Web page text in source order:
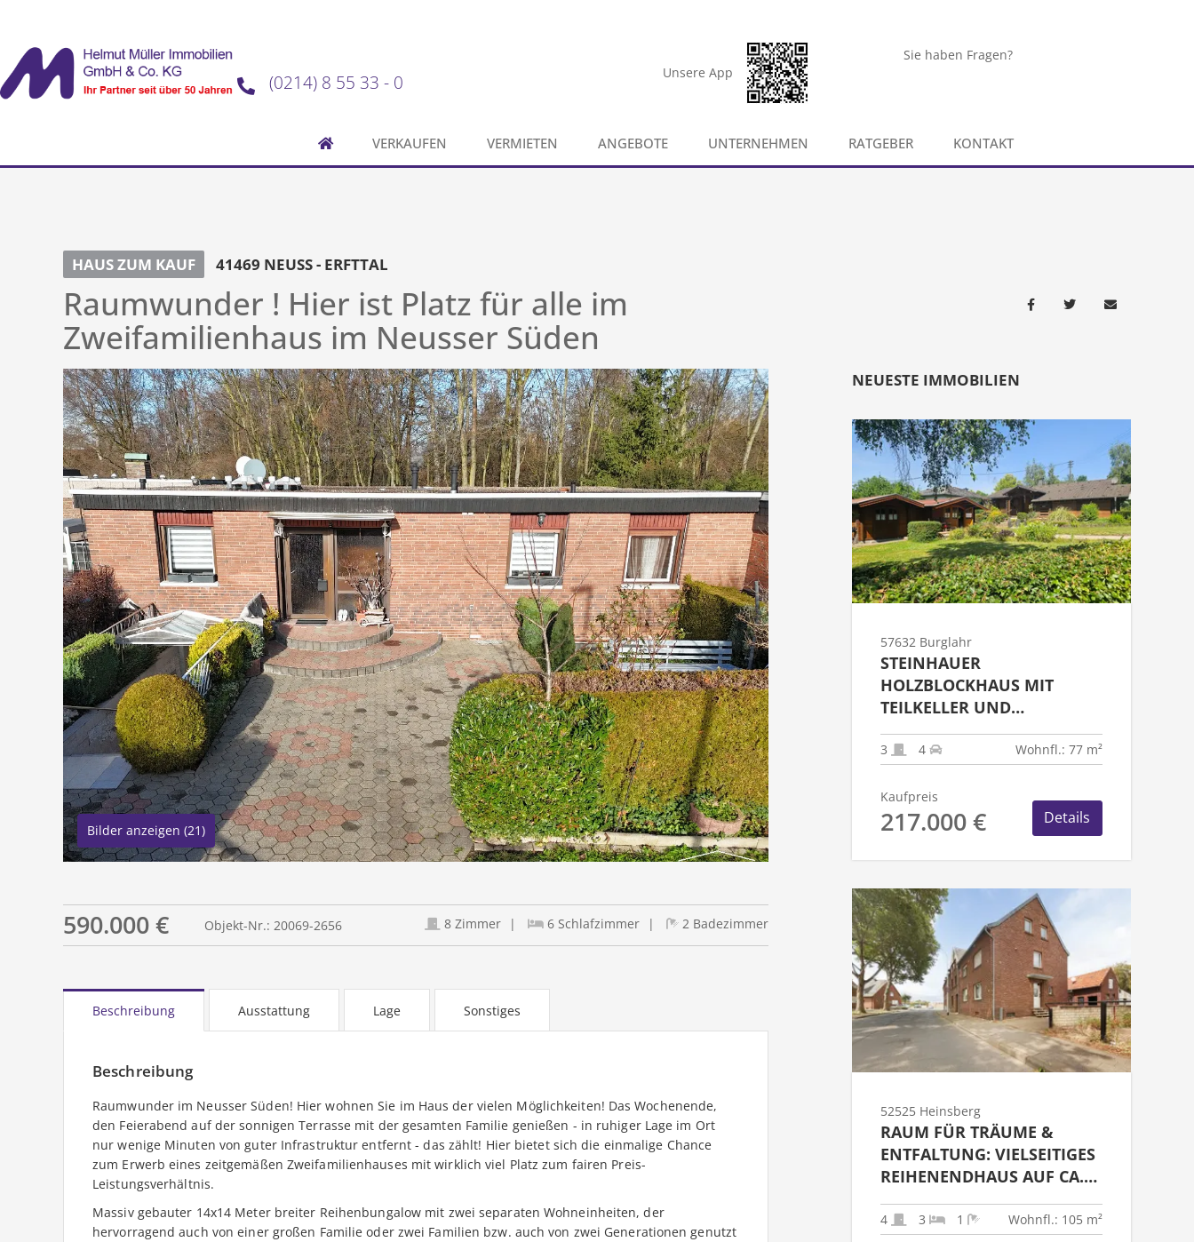
Unsere App
Sie haben Fragen?
(0214) 8 55 33 - 0
VERKAUFEN VERMIETEN ANGEBOTE UNTERNEHMEN RATGEBER KONTAKT
HAUS ZUM KAUF 41469 NEUSS - ERFTTAL
Raumwunder ! Hier ist Platz für alle im
Zweifamilienhaus im Neusser Süden
Bilder anzeigen (21)
590.000 € Objekt-Nr.: 20069-2656 8 Zimmer 6 Schlafzimmer 2 Badezimmer
Beschreibung Ausstattung Lage Sonstiges
Beschreibung
Raumwunder im Neusser Süden! Hier wohnen Sie im Haus der vielen Möglichkeiten! Das Wochenende,
den Feierabend auf der sonnigen Terrasse mit der gesamten Familie genießen - in ruhiger Lage im Ort
nur wenige Minuten von guter Infrastruktur entfernt - das zählt! Hier bietet sich die einmalige Chance
zum Erwerb eines zeitgemäßen Zweifamilienhauses mit wirklich viel Platz zum fairen Preis-
Leistungsverhältnis.
Massiv gebauter 14x14 Meter breiter Reihenbungalow mit zwei separaten Wohneinheiten, der
hervorragend auch von einer großen Familie oder zwei Familien bzw. auch von zwei Generationen genutzt
NEUESTE IMMOBILIEN
57632 Burglahr
STEINHAUER
HOLZBLOCKHAUS MIT
TEILKELLER UND
GARTENHAUS ALS
FESTWOHNSITZ IN 57632
3 4 Wohnfl.: 77 m²
Kaufpreis
217.000 € Details
52525 Heinsberg
RAUM FÜR TRÄUME &
ENTFALTUNG: VIELSEITIGES
REIHENENDHAUS AUF CA.
1.782 M²
TRAUMGRUNDSTÜCK!
4 3 1 Wohnfl.: 105 m²